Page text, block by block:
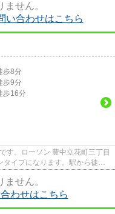
せん。
い合わせはこちら
歩8分
歩9分
歩16分
す。ローソン 豊中立花町三丁目
イプになります。駅から徒歩8
せん。
わせはこちら